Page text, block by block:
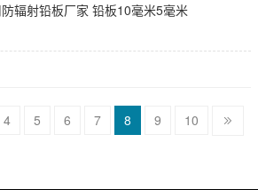
辐射铅板厂家 铅板10毫米5毫米
4 5 6 7 8 9 10